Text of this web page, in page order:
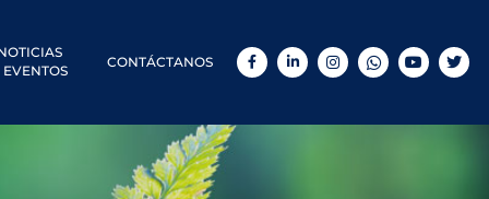
EVENTOS
CONTÁCTANOS FacebookLinkedInInstagramWhatsAppYouTube